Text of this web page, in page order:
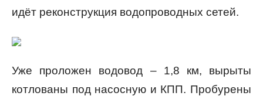
идёт реконструкция водопроводных сетей.
Уже проложен водовод – 1,8 км, вырыты
котлованы под насосную и КПП. Пробурены